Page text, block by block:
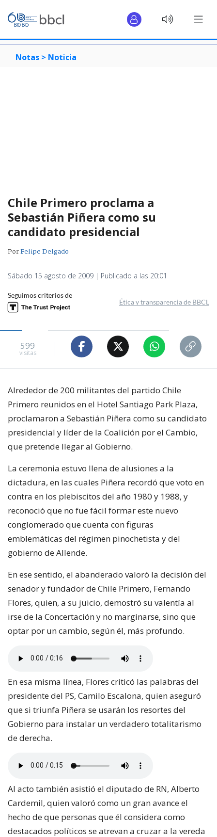
Notas > Noticia
Chile Primero proclama a
Sebastián Piñera como su
candidato presidencial
PorFelipe Delgado
Sábado 15 agosto de 2009 | Publicado a las 20:01
Seguimos criterios de
Ética y transparencia de BBCL
599
visitas
Alrededor de 200 militantes del partido Chile
Primero reunidos en el Hotel Santiago Park Plaza,
proclamaron a Sebastián Piñera como su candidato
presidencial y líder de la Coalición por el Cambio,
que pretende llegar al Gobierno.
La ceremonia estuvo llena de alusiones a la
dictadura, en las cuales Piñera recordó que voto en
contra en los plebiscitos del año 1980 y 1988, y
reconoció que no fue fácil formar este nuevo
conglomerado que cuenta con figuras
emblemáticas del régimen pinochetista y del
gobierno de Allende.
En ese sentido, el abanderado valoró la decisión del
senador y fundador de Chile Primero, Fernando
Flores, quien, a su juicio, demostró su valentía al
irse de la Concertación y no marginarse, sino que
optar por un cambio, según él, más profundo.
En esa misma línea, Flores criticó las palabras del
presidente del PS, Camilo Escalona, quien aseguró
que si triunfa Piñera se usarán los resortes del
Gobierno para instalar un verdadero totalitarismo
de derecha.
Al acto también asistió el diputado de RN, Alberto
Cardemil, quien valoró como un gran avance el
hecho de que personas que él considera como
destacados políticos se atrevan a cruzar a la vereda